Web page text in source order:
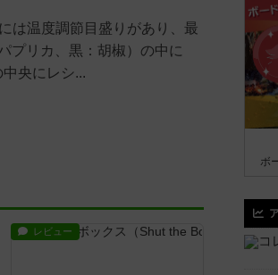
は温度調節目盛りがあり、最
プリカ、黒：胡椒）の中に
央にレシ...
レビュー
ボ